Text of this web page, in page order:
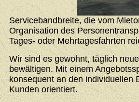
Servicebandbreite, die vom
Organisation des
Tages- oder Mehrtagesfahrten
Wir sind es gewohnt, täglich
bewältigen. Mit einem
konsequent an den individuellen
Kunden orientiert.